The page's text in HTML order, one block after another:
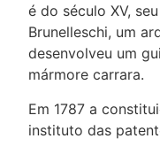
é do século XV,
Brunelleschi, um
desenvolveu um
mármore carrara.
Em 1787 a
instituto das